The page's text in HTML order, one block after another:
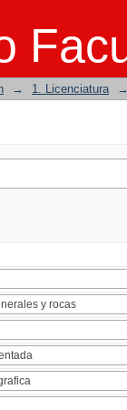
→ 1. Licenciatura